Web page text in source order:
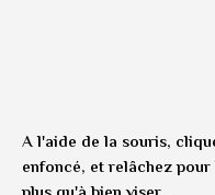
A l'aide de la souris,
enfoncé, et relâchez